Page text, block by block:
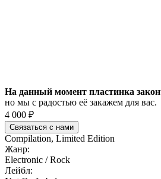
На данный момент пластинка
но мы с радостью её закажем для вас.
4 000 ₽
Связаться с нами
Compilation, Limited Edition
Жанр:
Electronic / Rock
Лейбл: